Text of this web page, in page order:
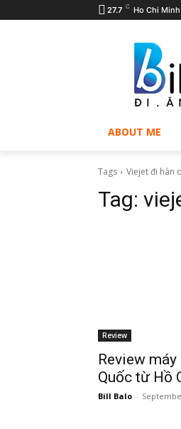
27.7 C Ho Chi
ABOUT ME
Tags Viejet đi hàn
Tag:
Review
Review
Quốc từ Hồ
Bill Balo -